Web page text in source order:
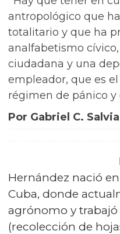
antropológico que
totalitario y que ha
analfabetismo
ciudadana y una
empleador, que es
régimen de pánico
Por Gabriel C. Salvia
Hernández nació
Cuba, donde
agrónomo y
(recolección de